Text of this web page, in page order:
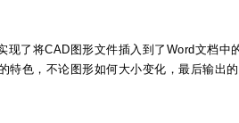
了将CAD图形文件插入到了Word文档中
特色，不论图形如何大小变化，最后输出